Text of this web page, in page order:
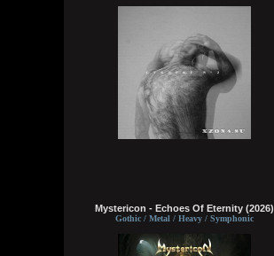
Mystericon - Echoes Of Eternity (2026)
Gothic / Metal / Heavy / Symphonic